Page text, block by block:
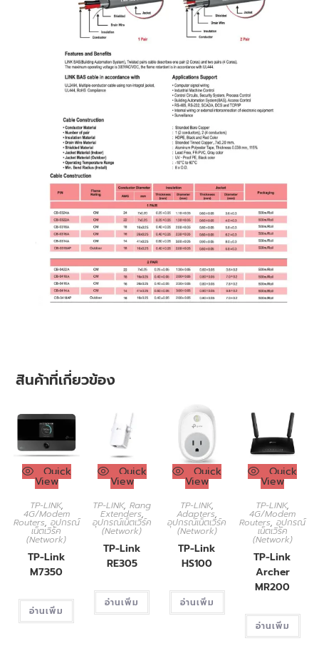
สินค้าที่เกี่ยวข้อง
Quick
View
TP-LINK,
4G/Modem
Routers, อุปกรณ์
เน็ตเวิร์ค
(Network)
TP-Link
M7350
อ่านเพิ่ม
Quick
View
TP-LINK,Rang
Extenders,
อุปกรณ์เน็ตเวิร์ค
(Network)
TP-Link
RE305
อ่านเพิ่ม
Quick
View
TP-LINK,
Adapters,
อุปกรณ์เน็ตเวิร์ค
(Network)
TP-Link
HS100
อ่านเพิ่ม
Quick
View
TP-LINK,
4G/Modem
Routers,อุปกรณ์
เน็ตเวิร์ค
(Network)
TP-Link
Archer
MR200
อ่านเพิ่ม